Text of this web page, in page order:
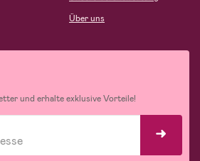
Über uns
und erhalte exklusive Vorteile!